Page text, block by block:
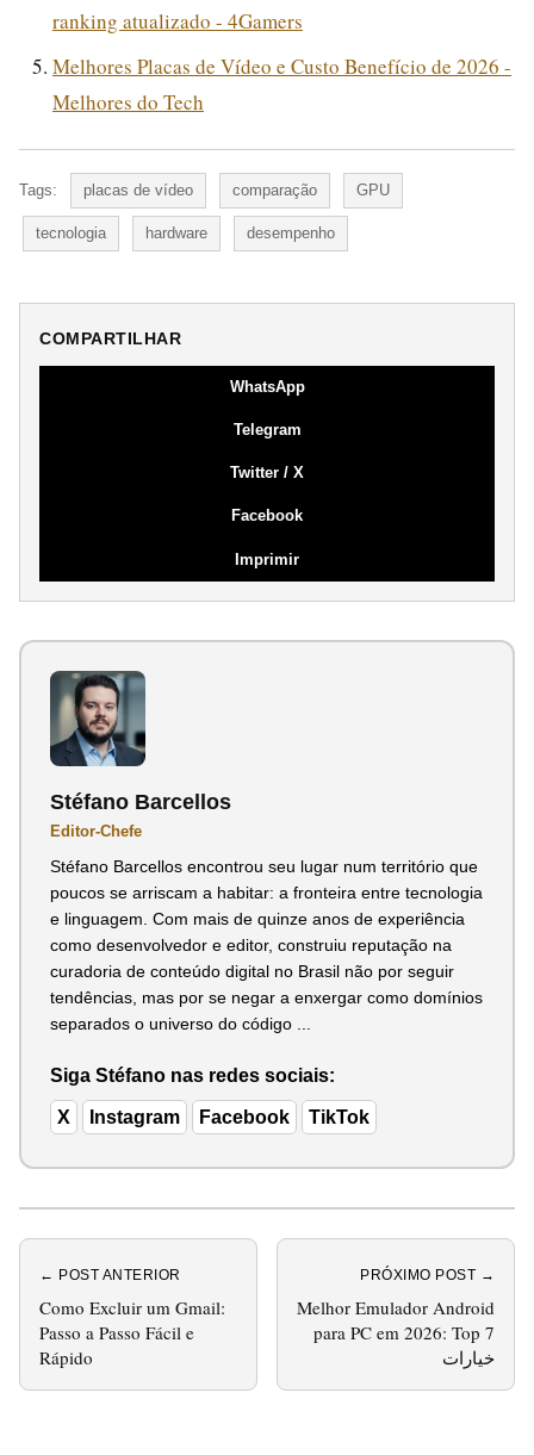
ranking atualizado - 4Gamers
Melhores Placas de Vídeo e Custo Benefício de 2026 -
Melhores do Tech
Tags: placas de vídeo comparação GPU
tecnologia hardware desempenho
COMPARTILHAR
WhatsApp
Telegram
Twitter / X
Facebook
Imprimir
Stéfano Barcellos
Editor-Chefe
Stéfano Barcellos encontrou seu lugar num território que
poucos se arriscam a habitar: a fronteira entre tecnologia
e linguagem. Com mais de quinze anos de experiência
como desenvolvedor e editor, construiu reputação na
curadoria de conteúdo digital no Brasil não por seguir
tendências, mas por se negar a enxergar como domínios
separados o universo do código ...
Siga Stéfano nas redes sociais:
X Instagram Facebook TikTok
← POST ANTERIOR
Como Excluir um Gmail:
Passo a Passo Fácil e
Rápido
PRÓXIMO POST →
Melhor Emulador Android
para PC em 2026: Top 7
خيارات